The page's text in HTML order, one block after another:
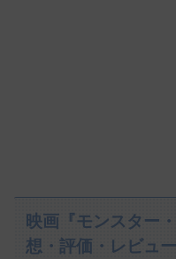
映画『モンスター
想・評価・レビュー